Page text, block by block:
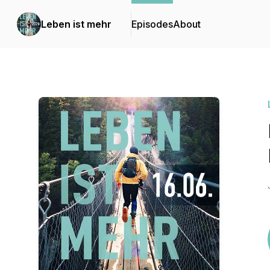
Leben ist mehr EpisodesAbout